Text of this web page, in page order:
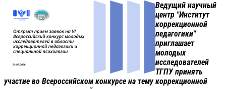
Ведущий научный
центр "Институт
коррекционной
педагогики"
приглашает
молодых
исследователей
ТГПУ принять
участие во Всероссийском конкурсе на тему коррекционной